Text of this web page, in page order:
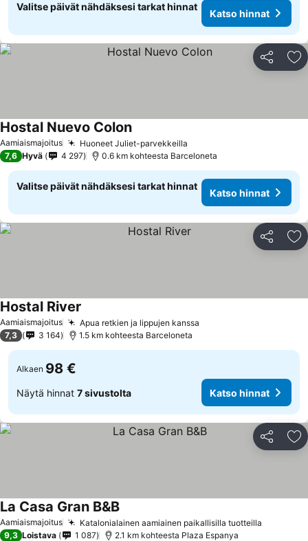
Valitse päivät nähdäksesi tarkat hinnat
Katso hinnat
Jaa
Aamiaismajoitus Huoneet Juliet-parvekkeilla
Hostal Nuevo ColonKatso hinnat
7,6 Hyvä 4 297 0.6 km kohteesta Barceloneta
Valitse päivät nähdäksesi tarkat hinnat
Katso hinnat
Jaa
Aamiaismajoitus Apua retkien ja lippujen kanssa
Hostal River
7,3 3 164 1.5 km kohteesta Barceloneta
Alkaen 98 €
Näytä hinnat 7 sivustolta Katso hinnat
Jaa
Aamiaismajoitus Katalonialainen aamiainen paikallisilla tuotteilla
La Casa Gran B&BKatso hinnat
9,3 Loistava 1 087 2.1 km kohteesta Plaza Espanya